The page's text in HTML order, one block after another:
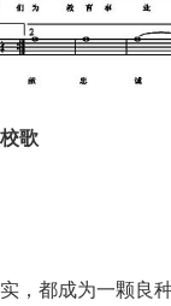
歌
，都成为一颗良种